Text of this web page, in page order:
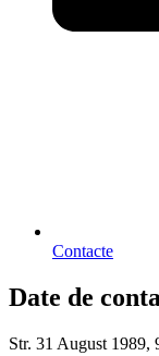
Contacte
Date de
Str. 31 August